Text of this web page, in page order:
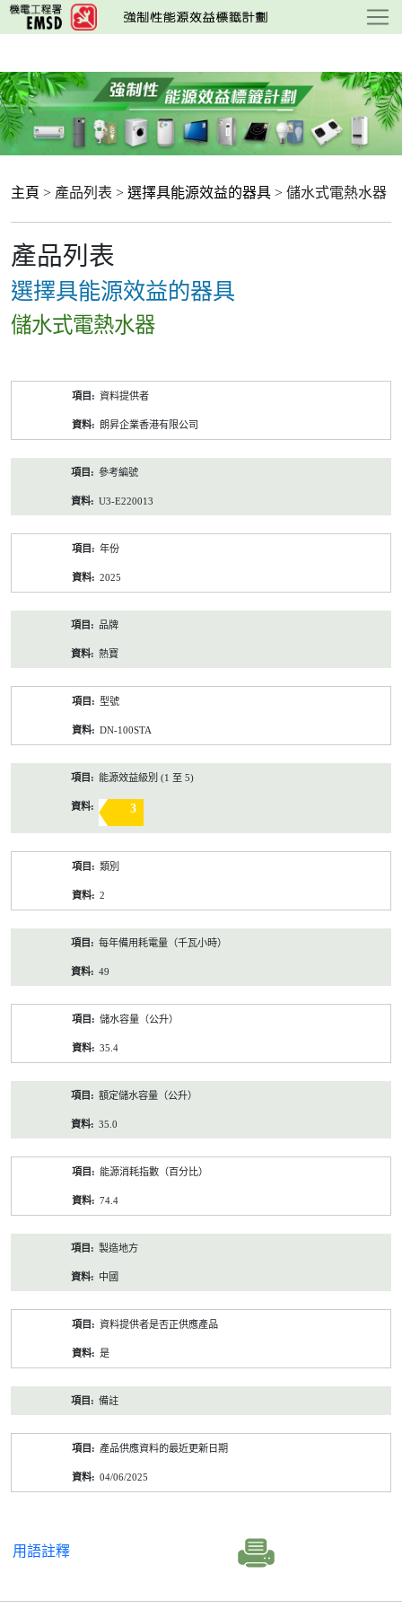
跳
至
要
內
容
主頁 > 產品列表 > 選擇具能源效益的器具 > 儲水式電熱水器
產品列表
選擇具能源效益的器具
儲水式電熱水器
資料提供者
朗昇企業香港有限公司
參考編號
U3-E220013
年份
2025
品牌
熱寶
型號
DN-100STA
能源效益級別 (1 至 5)
3
類別
2
每年備用耗電量（千瓦小時）
49
儲水容量（公升）
35.4
額定儲水容量（公升）
35.0
能源消耗指數（百分比）
74.4
製造地方
中國
資料提供者是否正供應產品
是
備註
產品供應資料的最近更新日期
04/06/2025
用語註釋